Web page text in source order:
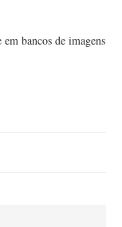
bancos de imagens